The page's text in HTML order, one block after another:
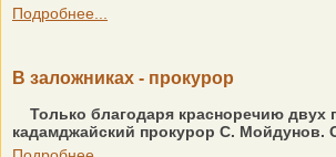
Подробнее...
В заложниках - прокурор
Только благодаря красноречию двух
кадамджайский прокурор С. Мойдунов.